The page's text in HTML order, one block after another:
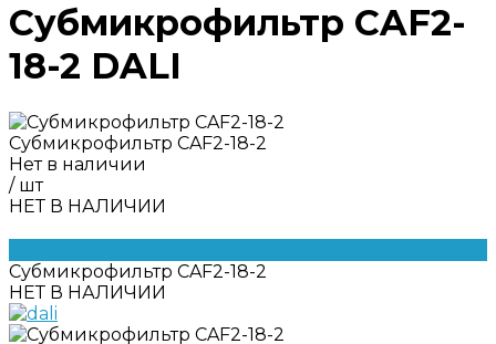
Субмикрофильтр CAF2-
18-2 DALI
Субмикрофильтр CAF2-18-2
Нет в наличии
/ шт
НЕТ В НАЛИЧИИ
Субмикрофильтр CAF2-18-2
НЕТ В НАЛИЧИИ